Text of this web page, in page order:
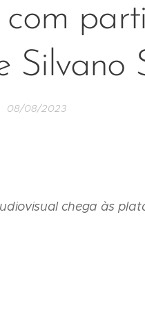
com
Silvano
08/08/2023
chega às